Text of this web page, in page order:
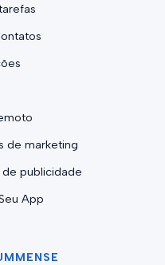
de marketing
publicidade
App